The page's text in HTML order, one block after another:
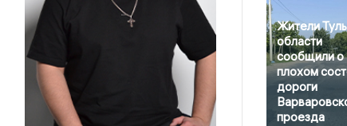
Жители
области
сообщили о
плохом
дороги
проезда